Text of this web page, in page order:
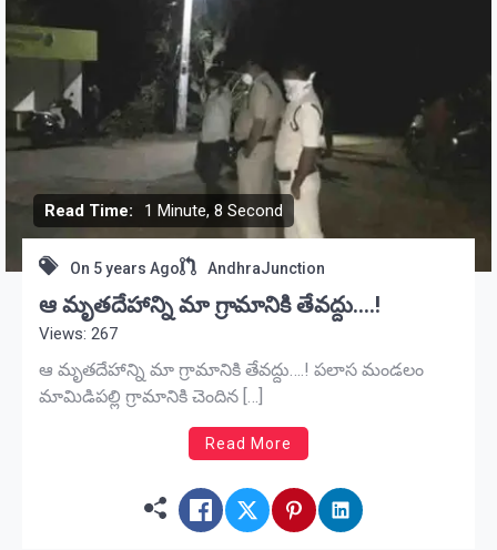
Read Time: 1 Minute, 8 Second
On 5 years Ago AndhraJunction
ఆ మృతదేహాన్ని మా గ్రామానికి తేవద్దు….!
Views: 267
ఆ మృతదేహాన్ని మా గ్రామానికి తేవద్దు….! పలాస మండలం
మామిడిపల్లి గ్రామానికి చెందిన […]
Read More